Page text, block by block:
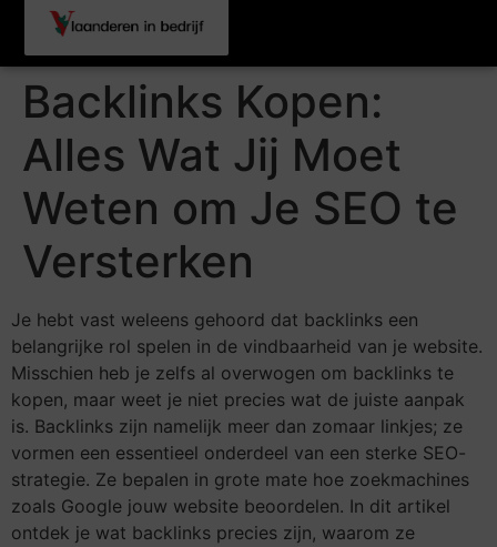
Backlinks Kopen:
Alles Wat Jij Moet
Weten om Je SEO te
Versterken
Je hebt vast weleens gehoord dat backlinks een
belangrijke rol spelen in de vindbaarheid van je website.
Misschien heb je zelfs al overwogen om backlinks te
kopen, maar weet je niet precies wat de juiste aanpak
is. Backlinks zijn namelijk meer dan zomaar linkjes; ze
vormen een essentieel onderdeel van een sterke SEO-
strategie. Ze bepalen in grote mate hoe zoekmachines
zoals Google jouw website beoordelen. In dit artikel
ontdek je wat backlinks precies zijn, waarom ze